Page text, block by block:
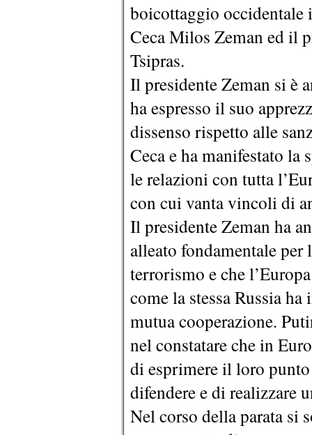
boicottaggio occidentale
Ceca Milos Zeman ed il
Tsipras.
Il presidente Zeman si è
ha espresso il suo
dissenso rispetto alle
Ceca e ha manifestato la
le relazioni con tutta
con cui vanta vincoli di
Il presidente Zeman ha
alleato fondamentale
terrorismo e che
come la stessa Russia ha
mutua cooperazione.
nel constatare che in
di esprimere il loro
difendere e di realizzare
Nel corso della parata si